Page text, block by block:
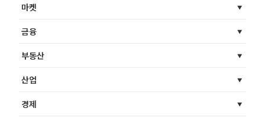
마켓
금융
부동산
산업
경제